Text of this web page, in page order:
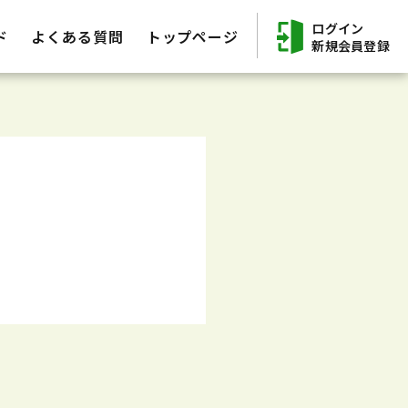
よくある質問 トップページ
ログイン
新規会員登録